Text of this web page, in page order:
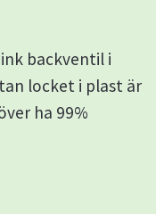
backventil i
locket i plast är
ha 99%